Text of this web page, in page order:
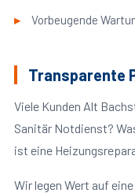
Vorbeugende
Transparente
Viele Kunden Alt
Sanitär Notdienst?
ist eine
Wir legen Wert auf